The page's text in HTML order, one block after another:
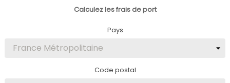
Calculez les frais de port
Pays
Code postal